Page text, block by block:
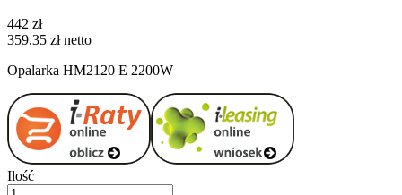
442 zł
359.35 zł netto
Opalarka HM2120 E 2200W
Ilość